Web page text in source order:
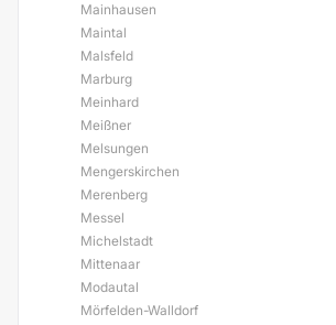
Mainhausen
Maintal
Malsfeld
Marburg
Meinhard
Meißner
Melsungen
Mengerskirchen
Merenberg
Messel
Michelstadt
Mittenaar
Modautal
Mörfelden-Walldorf